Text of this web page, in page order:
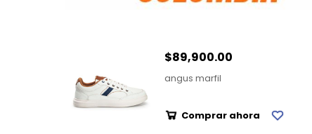
$89,900.00
angus marfil
Comprar ahora